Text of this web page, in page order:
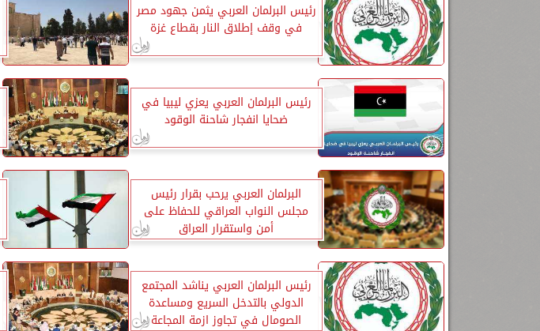
رئيس البرلمان العربي يثمن جهود مصر
في وقف إطلاق النار بقطاع غزة
رئيس البرلمان العربي يعزي ليبيا في
ضحايا انفجار شاحنة الوقود
البرلمان العربي يرحب بقرار رئيس
مجلس النواب العراقي للحفاظ على
أمن واستقرار العراق
رئيس البرلمان العربي يناشد المجتمع
الدولي بالتدخل السريع ومساعدة
الصومال في تجاوز ازمة المجاعة